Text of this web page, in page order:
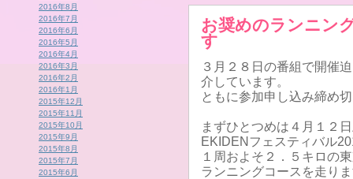
2016年8月
2016年7月
2016年6月
2016年5月
2016年4月
2016年3月
2016年2月
2016年1月
2015年12月
2015年11月
2015年10月
2015年9月
2015年8月
2015年7月
2015年6月
お奨めのランニン
す
３月２８日の番組で開催
介しています。
ともに参加申し込み締め
まずひとつめは４月１２
EKIDENフェスティバル
１周およそ２．５キロの
ランニングコースを走り